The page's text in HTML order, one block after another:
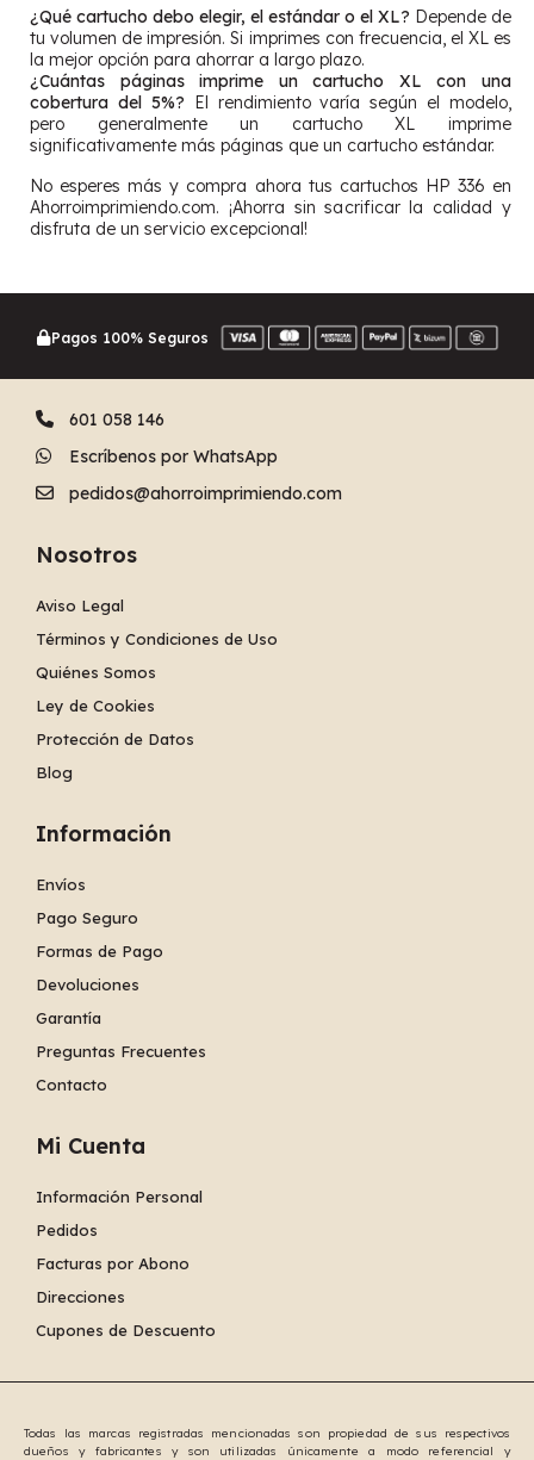
¿Qué cartucho debo elegir, el estándar o el XL? Depende de
tu volumen de impresión. Si imprimes con frecuencia, el XL es
la mejor opción para ahorrar a largo plazo.
¿Cuántas páginas imprime un cartucho XL con una
cobertura del 5%? El rendimiento varía según el modelo,
pero generalmente un cartucho XL imprime
significativamente más páginas que un cartucho estándar.
No esperes más y compra ahora tus cartuchos HP 336 en
Ahorroimprimiendo.com. ¡Ahorra sin sacrificar la calidad y
disfruta de un servicio excepcional!
Pagos 100% Seguros
601 058 146
Escríbenos por WhatsApp
pedidos@ahorroimprimiendo.com
Nosotros
Aviso Legal
Términos y Condiciones de Uso
Quiénes Somos
Ley de Cookies
Protección de Datos
Blog
Información
Envíos
Pago Seguro
Formas de Pago
Devoluciones
Garantía
Preguntas Frecuentes
Contacto
Mi Cuenta
Información Personal
Pedidos
Facturas por Abono
Direcciones
Cupones de Descuento
Todas las marcas registradas mencionadas son propiedad de sus respectivos
dueños y fabricantes y son utilizadas únicamente a modo referencial y